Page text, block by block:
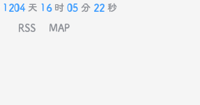
1204天 16时 05 分 22 秒
RSS
MAP